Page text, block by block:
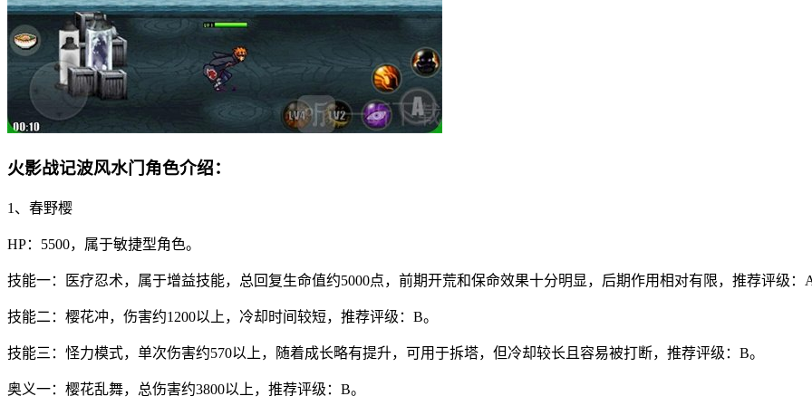
火影战记波风水门角色介绍：
1、春野樱
HP：5500，属于敏捷型角色。
技能一：医疗忍术，属于增益技能，总回复生命值约5000点，前期开荒和保命效果十分明显，后期作用相对有限，推荐评级：
技能二：樱花冲，伤害约1200以上，冷却时间较短，推荐评级：B。
技能三：怪力模式，单次伤害约570以上，随着成长略有提升，可用于拆塔，但冷却较长且容易被打断，推荐评级：B。
奥义一：樱花乱舞，总伤害约3800以上，推荐评级：B。